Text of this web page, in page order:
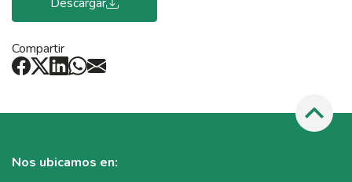
Compartir
Nos ubicamos en: